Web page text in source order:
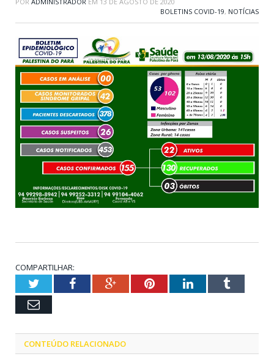
BOLETINS COVID-19, NOTÍCIAS
COMPARTILHAR:
TwitterFacebookGoogle+PinterestLinkedInTumblr
Email
CONTEÚDO RELACIONADO